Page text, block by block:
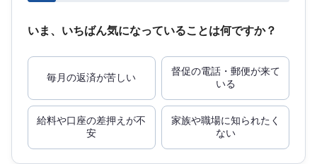
いま、いちばん気になっていることは何ですか？
毎月の返済が苦しい
督促の電話・郵便が来て
いる
給料や口座の差押えが不
安
家族や職場に知られたく
ない